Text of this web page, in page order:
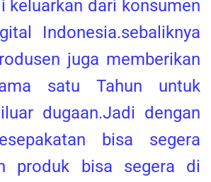
keluarkan dari konsumen
Indonesia.sebaliknya
juga memberikan
satu Tahun untuk
dugaan.Jadi dengan
bisa segera
produk bisa segera di